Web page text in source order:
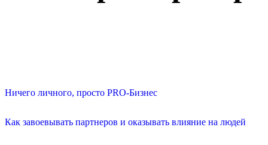
Ничего личного, просто PRO-Бизнес
Как завоевывать партнеров и оказывать влияние на людей